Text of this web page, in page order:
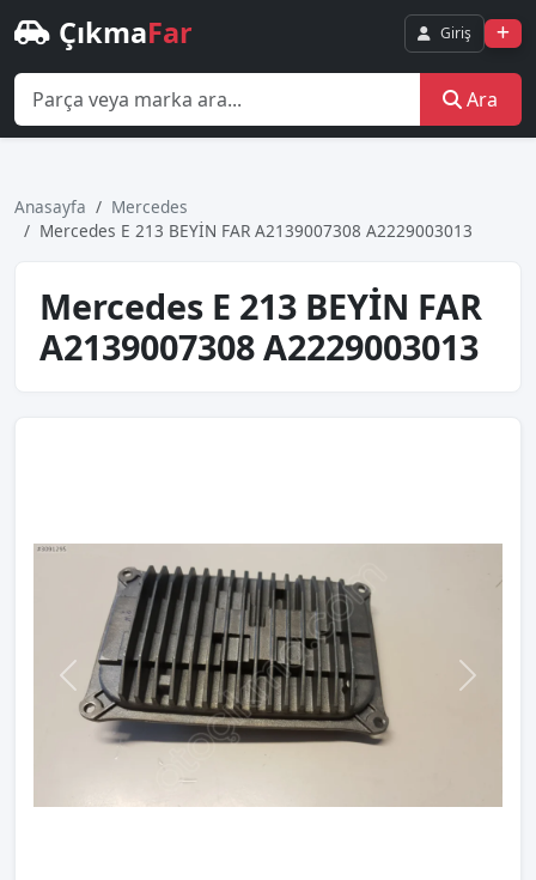
ÇıkmaFar Giriş
Ara
Anasayfa
Mercedes
Mercedes E 213 BEYİN FAR A2139007308 A2229003013
Mercedes E 213 BEYİN FAR
A2139007308 A2229003013